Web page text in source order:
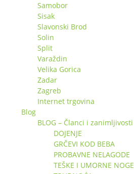
Samobor
Sisak
Slavonski Brod
Solin
Split
Varaždin
Velika Gorica
Zadar
Zagreb
Internet trgovina
Blog
BLOG – Članci i zanimljivosti
DOJENJE
GRČEVI KOD BEBA
PROBAVNE NELAGODE
TEŠKE I UMORNE NOGE